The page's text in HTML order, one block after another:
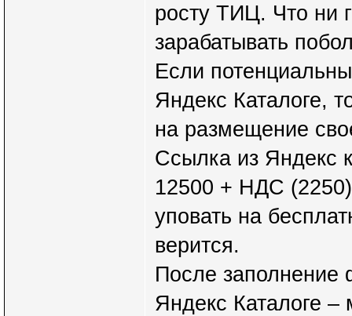
росту ТИЦ. Что ни
зарабатывать
Если
Яндекс Каталоге,
на размещение
Ссылка из Яндекс
12500 + НДС
уповать на
верится.
После заполнение
Яндекс Каталоге –